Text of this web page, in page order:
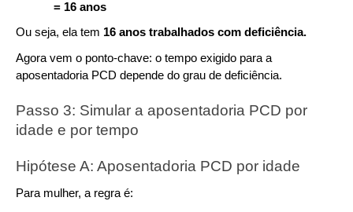
= 16 anos
Ou seja, ela tem 16 anos trabalhados com deficiência.
Agora vem o ponto-chave: o tempo exigido para a
aposentadoria PCD depende do grau de deficiência.
Passo 3: Simular a aposentadoria PCD por
idade e por tempo
Hipótese A: Aposentadoria PCD por idade
Para mulher, a regra é: